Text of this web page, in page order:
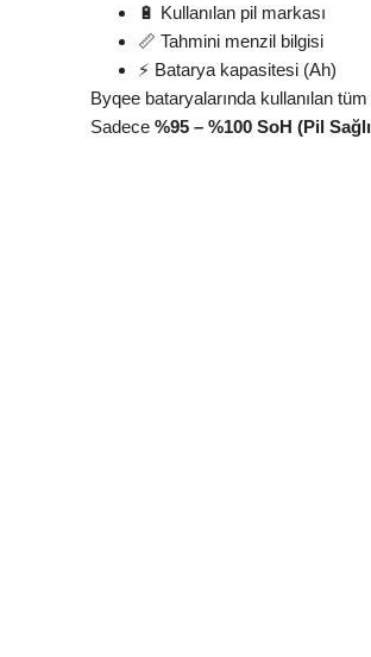
🔋 Kullanılan pil markası
📏 Tahmini menzil bilgisi
⚡ Batarya kapasitesi (Ah)
Byqee bataryalarında kullanılan
Sadece %95 – %100 SoH (Pil